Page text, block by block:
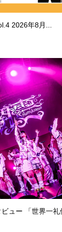
2026年8月...
ュー 「世界一礼